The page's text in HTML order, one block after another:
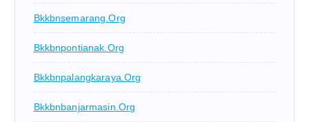
Bkkbnsemarang.org
Bkkbnpontianak.org
Bkkbnpalangkaraya.org
Bkkbnbanjarmasin.org